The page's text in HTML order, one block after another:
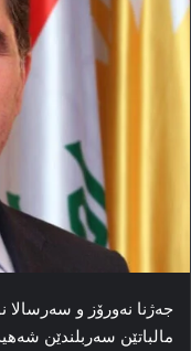
جەژنا نەورۆز و
مالباتێن سەربلندێن